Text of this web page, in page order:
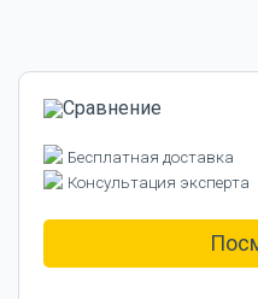
Бесплатная доставка
Консультация эксперта